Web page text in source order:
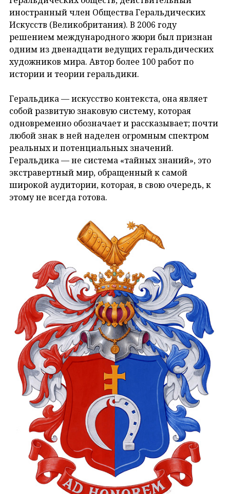
иностранный член Общества Геральдических
Искусств (Великобритания). В 2006 году
решением международного жюри был признан
одним из двенадцати ведущих геральдических
художников мира. Автор более 100 работ по
истории и теории геральдики.
Геральдика — искусство контекста, она являет
собой развитую знаковую систему, которая
одновременно обозначает и рассказывает; почти
любой знак в ней наделен огромным спектром
реальных и потенциальных значений.
Геральдика — не система «тайных знаний», это
экстравертный мир, обращенный к самой
широкой аудитории, которая, в свою очередь, к
этому не всегда готова.